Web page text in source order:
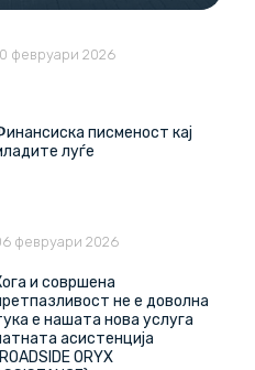
писменост кај
луѓе
февруари 2026
и совршена
не е доволна
е нашата нова услуга
асистенција
ORYX
февруари 2026